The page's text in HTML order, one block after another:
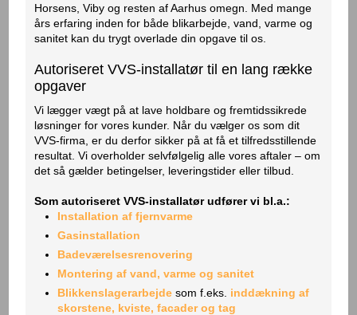
Horsens, Viby og resten af Aarhus omegn. Med mange
års erfaring inden for både blikarbejde, vand, varme og
sanitet kan du trygt overlade din opgave til os.
Autoriseret VVS-installatør til en lang række
opgaver
Vi lægger vægt på at lave holdbare og fremtidssikrede
løsninger for vores kunder. Når du vælger os som dit
VVS-firma, er du derfor sikker på at få et tilfredsstillende
resultat. Vi overholder selvfølgelig alle vores aftaler – om
det så gælder betingelser, leveringstider eller tilbud.
Som autoriseret VVS-installatør udfører vi bl.a.:
Installation af fjernvarme
Gasinstallation
Badeværelsesrenovering
Montering af vand, varme og sanitet
Blikkenslagerarbejde som f.eks. inddækning af
skorstene, kviste, facader og tag